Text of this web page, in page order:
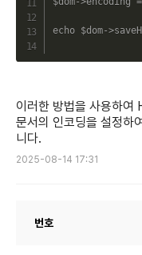
echo $dom->
이러한 방법을 사용하
문서의 인코딩을 설정하
니다.
2025-08-14 17:31
번호